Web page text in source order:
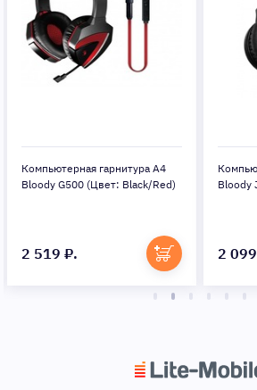
Компьютерная гарнитура A4
Bloody G500 (Цвет: Black/Red)
2 519 ₽.
Bloody
2